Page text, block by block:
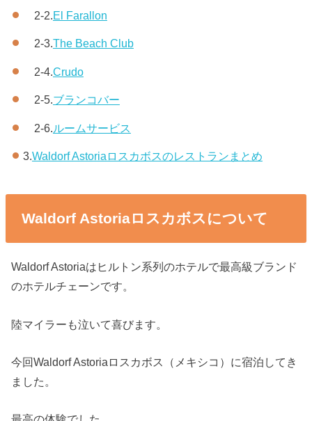
2-2.El Farallon
2-3.The Beach Club
2-4.Crudo
2-5.ブランコバー
2-6.ルームサービス
3.Waldorf Astoriaロスカボスのレストランまとめ
Waldorf Astoriaロスカボスについて
Waldorf Astoriaはヒルトン系列のホテルで最高級ブランド
のホテルチェーンです。
陸マイラーも泣いて喜びます。
今回Waldorf Astoriaロスカボス（メキシコ）に宿泊してき
ました。